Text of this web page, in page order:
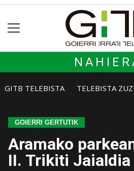
GITB TELEBISTA TELEBISTA
GOIERRI GERTUTIK
Aramako
II. Trikiti Jaialdia